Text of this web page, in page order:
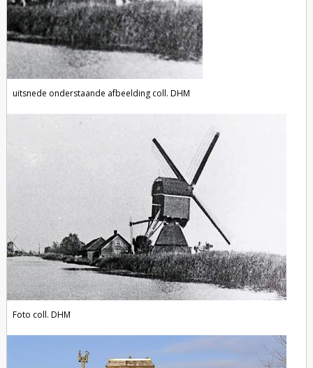
uitsnede onderstaande afbeelding coll. DHM
Foto coll. DHM